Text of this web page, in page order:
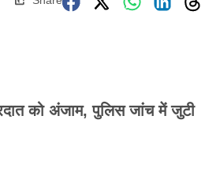
को अंजाम, पुलिस जांच में जुटी